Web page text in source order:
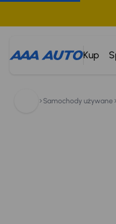
Kup
Samochody używane
14 310 km Access